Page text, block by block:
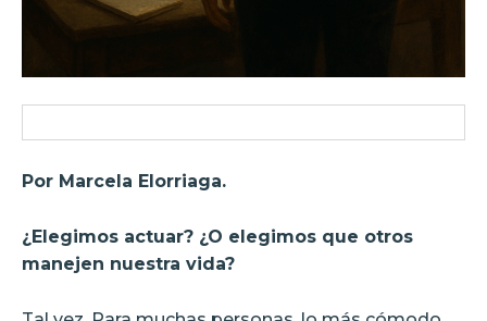
Por Marcela Elorriaga.
¿Elegimos actuar? ¿O elegimos que otros
manejen nuestra vida?